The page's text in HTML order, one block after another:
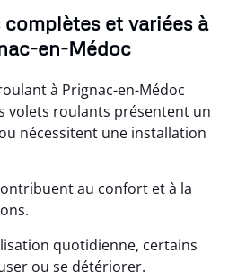
et variées à
en-Médoc
à Prignac-en-Médoc
volets roulants présentent un
nécessitent une installation
au confort et à la
quotidienne, certains
ou se détériorer.